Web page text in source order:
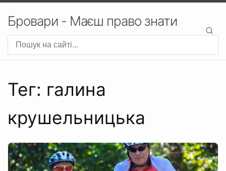
Бровари - Маєш право знати
Тег: галина
крушельницька